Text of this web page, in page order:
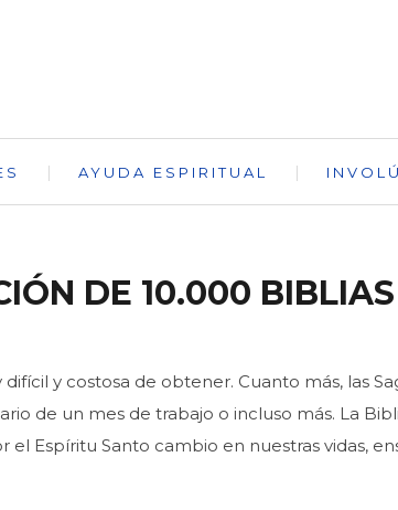
AYUDA ESPIRITUAL
DE 10.000
y costosa de obtener. Cuanto más, las
de un mes de trabajo o incluso más. La
Espíritu Santo cambio en nuestras vidas,